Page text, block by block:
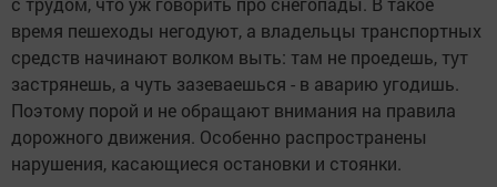
время пешеходы негодуют, а владельцы транспортных
средств начинают волком выть: там не проедешь, тут
застрянешь, а чуть зазеваешься - в аварию угодишь.
Поэтому порой и не обращают внимания на правила
дорожного движения. Особенно распространены
нарушения, касающиеся остановки и стоянки.